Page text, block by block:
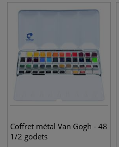
Coffret métal Van Gogh - 48
1/2 godets